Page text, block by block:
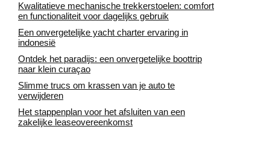
Kwalitatieve mechanische trekkerstoelen: comfort
en functionaliteit voor dagelijks gebruik
Een onvergetelijke yacht charter ervaring in
indonesië
Ontdek het paradijs: een onvergetelijke boottrip
naar klein curaçao
Slimme trucs om krassen van je auto te
verwijderen
Het stappenplan voor het afsluiten van een
zakelijke leaseovereenkomst